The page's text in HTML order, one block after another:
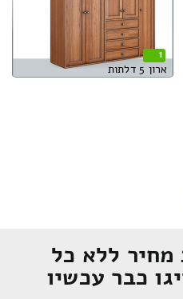
1
ארון 5 דלתות
ללא כל
כבר עכשיו